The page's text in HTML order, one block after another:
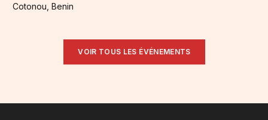
Cotonou, Benin
VOIR TOUS LES ÉVÉNEMENTS